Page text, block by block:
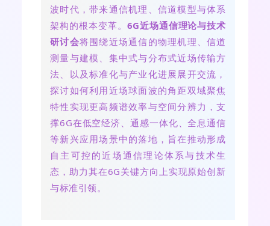
波时代，带来通信机理、信道模型与体系
架构的根本变革。 6G近场通信理论与技术
研讨会将围绕近场通信的物理机理、信道
测量与建模、集中式与分布式近场传输方
法、以及标准化与产业化进展展开交流，
探讨如何利用近场球面波的角距双域聚焦
特性实现更高频谱效率与空间分辨力，支
撑6G在低空经济、通感一体化、全息通信
等新兴应用场景中的落地，旨在推动形成
自主可控的近场通信理论体系与技术生
态，助力其在6G关键方向上实现原始创新
与标准引领。